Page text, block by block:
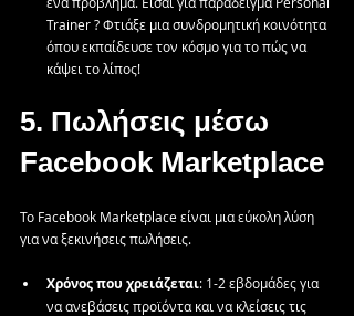
Trainer ? Φτιάξε μια συνδρομητική κοινότητα
όπου εκπαίδευσε τον κόσμο για το πώς να
κάψει το λίπος!
5. Πωλήσεις μέσω
Facebook Marketplace
Το Facebook Marketplace είναι μια εύκολη λύση
για να ξεκινήσεις πωλήσεις.
Χρόνοςπου χρειάζεται: 1-2 εβδομάδες για
να ανεβάσεις προϊόντα και να κλείσεις τις